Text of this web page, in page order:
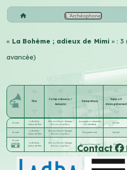
L'Archéophone
« La Bohème ; adieux de Mimi » :
avancée)
Titre
Compositeur(s) /
Auteur(s)
Interprète(s)
Support
d'enregistrement
Écouter
La Bohème ;
adieux de Mimi
Giacomo Puccini; Giuseppe
Giacosa; Luigi Illica
Anonyme(s) ou interprète(s)
non identifié(s)
Cylindre
Écouter
La Bohème ;
adieux de Mimi
Giacomo Puccini; Giuseppe
Giacosa; Luigi Illica
Marguerite Carré Cylindre
Écouter
La Bohème ;
adieux de Mimi
Giacomo Puccini; Giuseppe
Giacosa; Luigi Illica
Geneviève Mathieu-Lutz Disque
Contact